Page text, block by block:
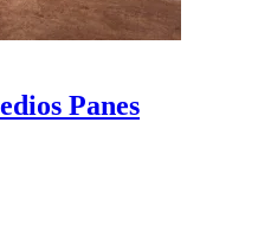
Panes